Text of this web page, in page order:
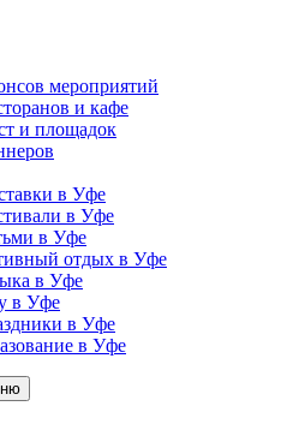
мероприятий
и кафе
и площадок
в Уфе
в Уфе
в Уфе
отдых в Уфе
в Уфе
в Уфе
в Уфе
в Уфе